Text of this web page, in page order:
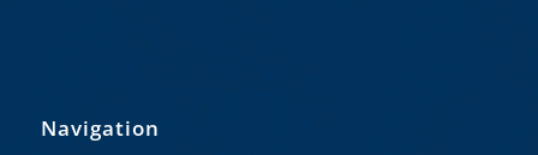
Navigation